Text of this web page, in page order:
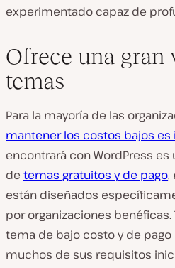
experimentado capaz de
Ofrece una gran
temas
Para la mayoría de las
mantener los costos bajos
encontrará con WordPress
de temas gratuitos y de pago,
están diseñados
por organizaciones
tema de bajo costo y de
muchos de sus requisitos